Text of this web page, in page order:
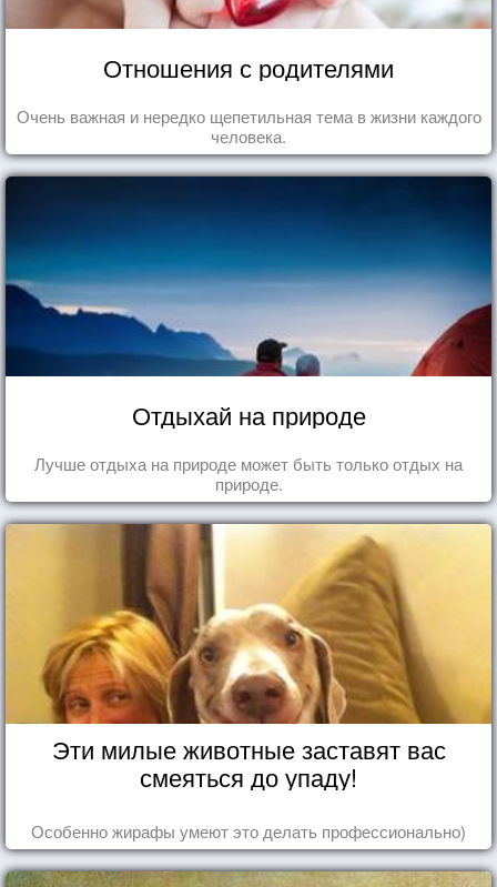
Отношения с родителями
Очень важная и нередко щепетильная тема в жизни каждого
человека.
Отдыхай на природе
Лучше отдыха на природе может быть только отдых на
природе.
Эти милые животные заставят вас
смеяться до упаду!
Особенно жирафы умеют это делать профессионально)